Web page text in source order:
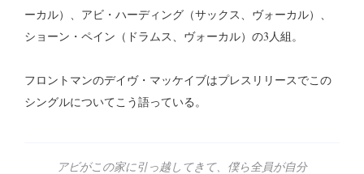
ーカル）、アビ・ハーディング（サックス、ヴォーカル）、
ショーン・ペイン（ドラムス、ヴォーカル）の3人組。
フロントマンのデイヴ・マッケイブはプレスリリースでこの
シングルについてこう語っている。
アビがこの家に引っ越してきて、僕ら全員が自分